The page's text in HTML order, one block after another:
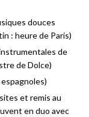
douces
: heure de Paris)
de
de Dolce)
et remis au
en duo avec